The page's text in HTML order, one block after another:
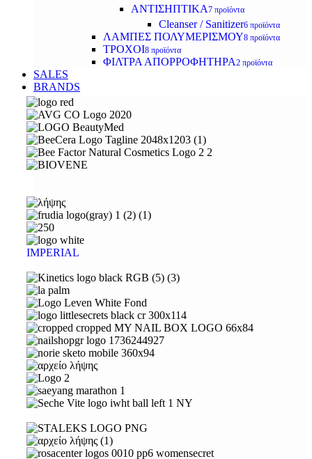
ΑΝΤΙΣΗΠΤΙΚΑ7 προϊόντα
Cleanser / Sanitizer6 προϊόντα
ΛΑΜΠΕΣ ΠΟΛΥΜΕΡΙΣΜΟΥ8 προϊόντα
ΤΡΟΧΟΙ8 προϊόντα
ΦΙΛΤΡΑ ΑΠΟΡΡΟΦΗΤΗΡΑ2 προϊόντα
SALES
BRANDS
IMPERIAL